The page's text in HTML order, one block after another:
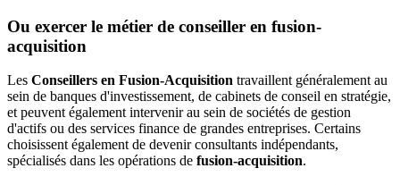
Ou exercer le métier de conseiller en fusion-
acquisition
Les Conseillers en Fusion-Acquisition travaillent généralement au
sein de banques d'investissement, de cabinets de conseil en stratégie,
et peuvent également intervenir au sein de sociétés de gestion
d'actifs ou des services finance de grandes entreprises. Certains
choisissent également de devenir consultants indépendants,
spécialisés dans les opérations de fusion-acquisition.